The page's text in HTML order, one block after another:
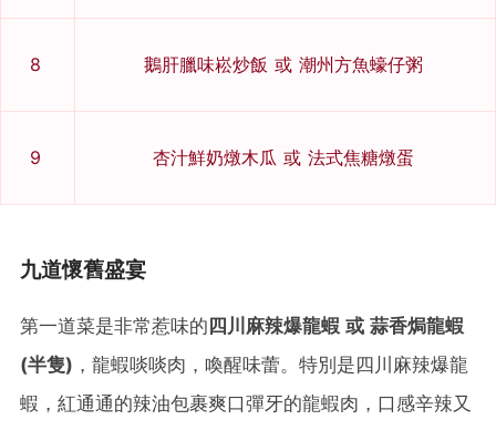
8 鵝肝臘味崧炒飯 或 潮州方魚蠔仔粥
9 杏汁鮮奶燉木瓜 或 法式焦糖燉蛋
九道懷舊盛宴
第一道菜是非常惹味的 四川麻辣爆龍蝦 或 蒜香焗龍蝦
(半隻) ，龍蝦啖啖肉，喚醒味蕾。特別是四川麻辣爆龍
蝦，紅通通的辣油包裹爽口彈牙的龍蝦肉，口感辛辣又